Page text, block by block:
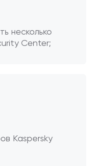
несколько
Center;
Kaspersky